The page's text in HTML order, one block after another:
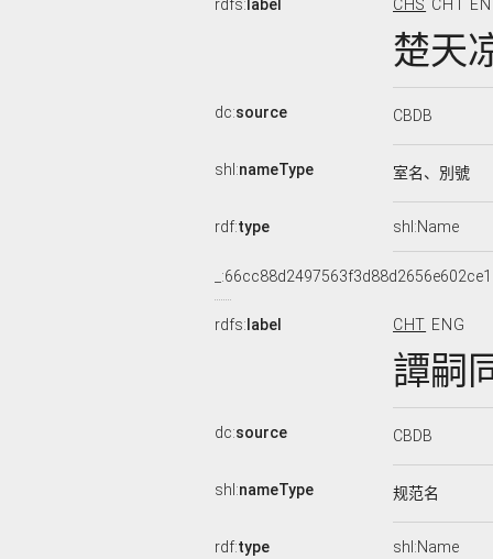
rdfs:label CHS CHT
楚天
dc:source CBDB
shl:nameType 室名、別號
rdf:type shl:Name
rdfs:label CHT ENG
譚嗣
dc:source CBDB
shl:nameType 规范名
rdf:type shl:Name